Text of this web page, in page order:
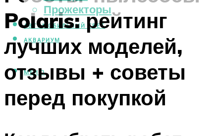
Прожекторы
АВТОМОБИЛЬНЫЙ СВЕТ
АКВАРИУМ
МЕНЮ
Polaris: рейтинг
лучших моделей,
отзывы + советы
перед покупкой